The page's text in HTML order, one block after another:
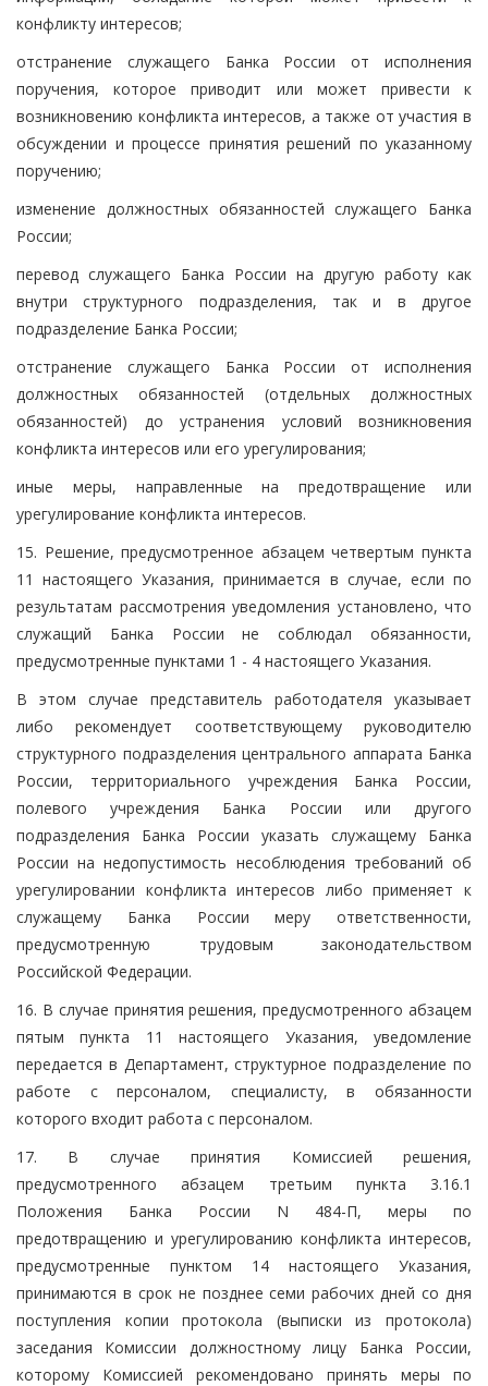
конфликту интересов;
отстранение служащего Банка России от исполнения
поручения, которое приводит или может привести к
возникновению конфликта интересов, а также от участия в
обсуждении и процессе принятия решений по указанному
поручению;
изменение должностных обязанностей служащего Банка
России;
перевод служащего Банка России на другую работу как
внутри структурного подразделения, так и в другое
подразделение Банка России;
отстранение служащего Банка России от исполнения
должностных обязанностей (отдельных должностных
обязанностей) до устранения условий возникновения
конфликта интересов или его урегулирования;
иные меры, направленные на предотвращение или
урегулирование конфликта интересов.
15. Решение, предусмотренное абзацем четвертым пункта
11 настоящего Указания, принимается в случае, если по
результатам рассмотрения уведомления установлено, что
служащий Банка России не соблюдал обязанности,
предусмотренные пунктами 1 - 4 настоящего Указания.
В этом случае представитель работодателя указывает
либо рекомендует соответствующему руководителю
структурного подразделения центрального аппарата Банка
России, территориального учреждения Банка России,
полевого учреждения Банка России или другого
подразделения Банка России указать служащему Банка
России на недопустимость несоблюдения требований об
урегулировании конфликта интересов либо применяет к
служащему Банка России меру ответственности,
предусмотренную трудовым законодательством
Российской Федерации.
16. В случае принятия решения, предусмотренного абзацем
пятым пункта 11 настоящего Указания, уведомление
передается в Департамент, структурное подразделение по
работе с персоналом, специалисту, в обязанности
которого входит работа с персоналом.
17. В случае принятия Комиссией решения,
предусмотренного абзацем третьим пункта 3.16.1
Положения Банка России N 484-П, меры по
предотвращению и урегулированию конфликта интересов,
предусмотренные пунктом 14 настоящего Указания,
принимаются в срок не позднее семи рабочих дней со дня
поступления копии протокола (выписки из протокола)
заседания Комиссии должностному лицу Банка России,
которому Комиссией рекомендовано принять меры по